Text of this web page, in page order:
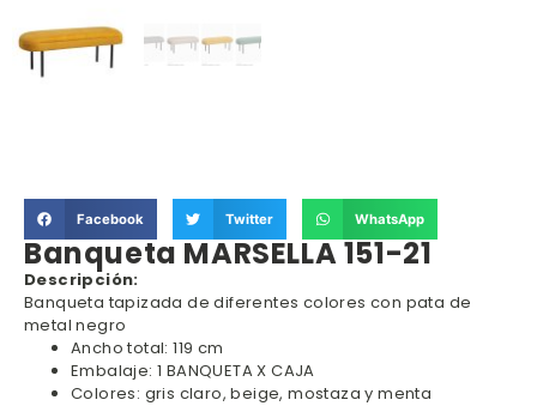
Facebook Twitter WhatsApp
Banqueta MARSELLA 151-21
Descripción:
Banqueta tapizada de diferentes colores con pata de
metal negro
Ancho total: 119 cm
Embalaje: 1 BANQUETA X CAJA
Colores: gris claro, beige, mostaza y menta